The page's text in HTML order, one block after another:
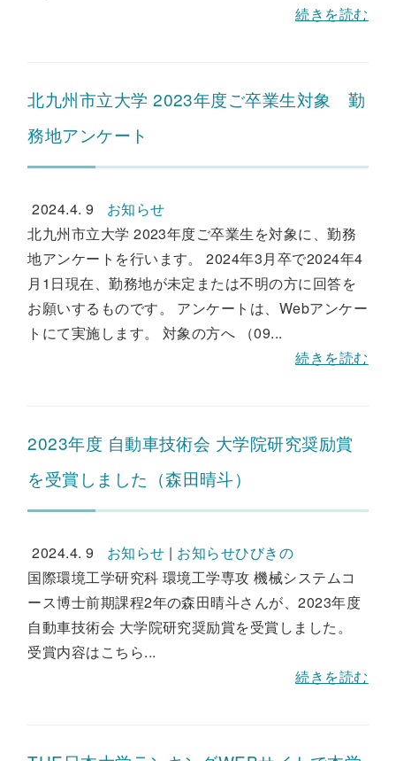
続きを読む
北九州市立大学 2023年度ご卒業生対象 勤
務地アンケート
2024.4. 9
お知らせ
北九州市立大学 2023年度ご卒業生を対象に、勤務
地アンケートを行います。 2024年3月卒で2024年4
月1日現在、勤務地が未定または不明の方に回答を
お願いするものです。 アンケートは、Webアンケー
トにて実施します。 対象の方へ （09...
続きを読む
2023年度 自動車技術会 大学院研究奨励賞
を受賞しました（森田晴斗）
2024.4. 9 お知らせ | お知らせひびきの
国際環境工学研究科 環境工学専攻 機械システムコ
ース博士前期課程2年の森田晴斗さんが、2023年度
自動車技術会 大学院研究奨励賞を受賞しました。
受賞内容はこちら...
続きを読む